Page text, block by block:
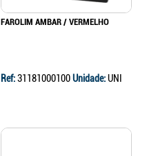
FAROLIM AMBAR / VERMELHO
Ref:31181000100Unidade:UNI